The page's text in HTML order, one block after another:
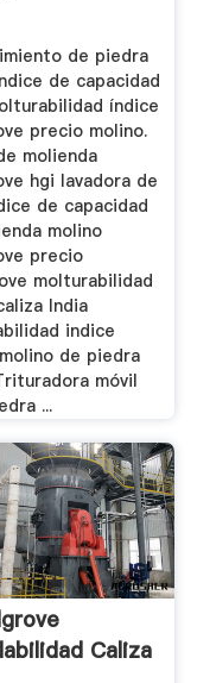
de piedra
de capacidad
índice
precio molino.
molienda
hgi lavadora de
de capacidad
molino
precio
molturabilidad
India
indice
de piedra
móvil
...
Caliza